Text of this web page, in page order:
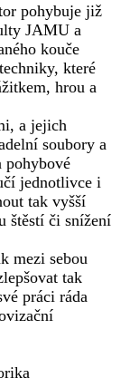
pohybuje již
JAMU a
kouče
které
hrou a
a jejich
soubory a
pohybové
jednotlivce i
tak vyšší
štěstí či snížení
mezi sebou
tak
práci ráda